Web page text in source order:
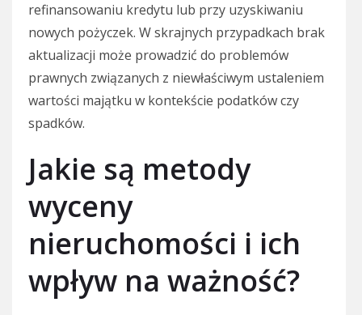
refinansowaniu kredytu lub przy uzyskiwaniu
nowych pożyczek. W skrajnych przypadkach brak
aktualizacji może prowadzić do problemów
prawnych związanych z niewłaściwym ustaleniem
wartości majątku w kontekście podatków czy
spadków.
Jakie są metody
wyceny
nieruchomości i ich
wpływ na ważność?